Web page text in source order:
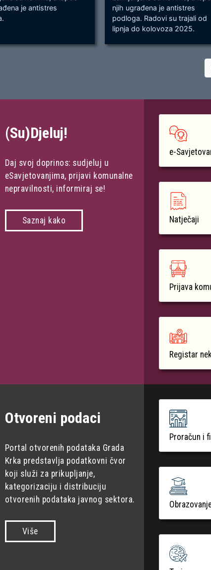
je antistres
njih ugrađena je antistres
podloga. Radovi su trajali od
lipnja do kolovoza 2025.
(Su)Djeluj!
Daj svoj doprinos: sudjeluj u
eSavjetovanjima, prijavi komunalne
nepravilnosti, informiraj se!
Saznaj kako
e-
Natječaji
Prijava
Registar
Otvoreni podaci
Portal otvorenih podataka Grada
Krka predstavlja podatkovni čvor
koji služi za prikupljanje,
kategorizaciju i distribuciju
otvorenih podataka javnog sektora.
Više
Proračun i